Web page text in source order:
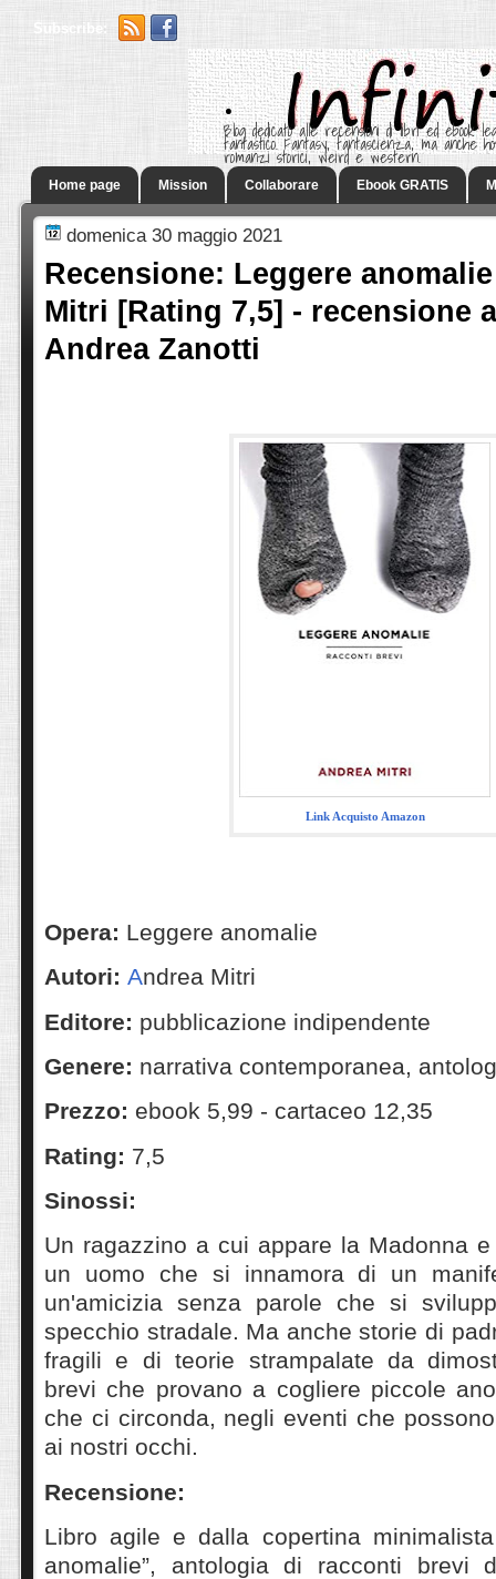
Subscribe:
.
Blog dedicato alle recensioni di libri ed ebook
fantastico. Fantasy, fantascienza, ma anche
romanzi storici, weird e western.
Home page Mission Collaborare Ebook GRATIS
domenica 30 maggio 2021
Recensione: Leggere
Mitri [Rating 7,5] - recensione
Andrea Zanotti
Link Acquisto Amazon
Opera: Leggere anomalie
Autori: Andrea Mitri
Editore: pubblicazione indipendente
Genere: narrativa contemporanea,
Prezzo: ebook 5,99 - cartaceo 12,35
Rating: 7,5
Sinossi:
Un ragazzino a cui appare la Madonna
un uomo che si innamora di un
un'amicizia senza parole che si
specchio stradale. Ma anche storie di
fragili e di teorie strampalate da
brevi che provano a cogliere piccole
che ci circonda, negli eventi che
ai nostri occhi.
Recensione:
Libro agile e dalla copertina
anomalie”, antologia di racconti brevi